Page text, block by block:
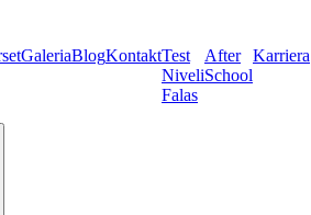
GaleriaBlogKontaktTest
Niveli
Falas
After
School
Karriera